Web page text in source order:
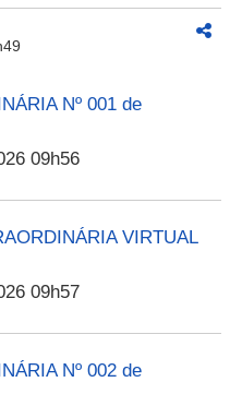
Nº 001 de
09h56
VIRTUAL
09h57
Nº 002 de